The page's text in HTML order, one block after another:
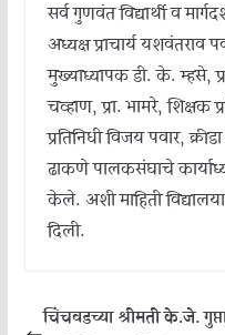
सर्व गुणवंत विद्यार्थी व
अध्यक्ष प्राचार्य यशवंतराव
मुख्याध्यापक डी. के. म्हसे,
चव्हाण, प्रा. भामरे, शिक्षक
प्रतिनिधी विजय पवार,
ढाकणे पालकसंघाचे
केले. अशी माहिती
दिली.
चिंचवडच्या श्रीमती के.जे.